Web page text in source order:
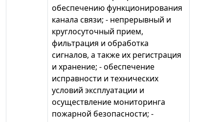
обеспечению функционирования
канала связи; - непрерывный и
круглосуточный прием,
фильтрация и обработка
сигналов, а также их регистрация
и хранение; - обеспечение
исправности и технических
условий эксплуатации и
осуществление мониторинга
пожарной безопасности; -